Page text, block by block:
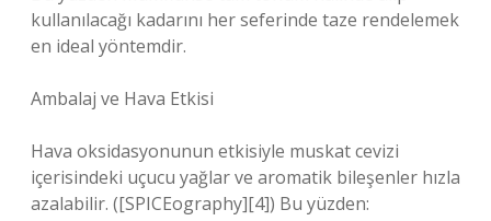
kullanılacağı kadarını her seferinde taze rendelemek
en ideal yöntemdir.
Ambalaj ve Hava Etkisi
Hava oksidasyonunun etkisiyle muskat cevizi
içerisindeki uçucu yağlar ve aromatik bileşenler hızla
azalabilir. ([SPICEography][4]) Bu yüzden: